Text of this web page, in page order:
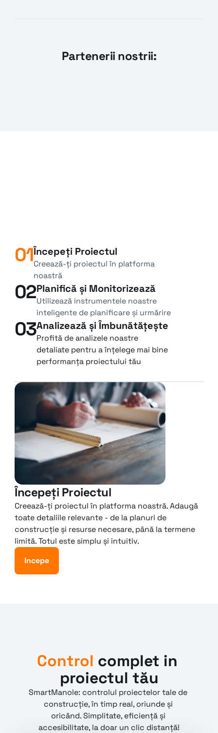
Partenerii nostrii:
01Începeți Proiectul
Creează-ți proiectul în platforma
noastră
02Planifică și Monitorizează
Utilizează instrumentele noastre
inteligente de planificare și urmărire
03Analizează și Îmbunătățește
Profită de analizele noastre
detaliate pentru a înțelege mai bine
performanța proiectului tău
Începeți Proiectul
Creează-ți proiectul în platforma noastră. Adaugă
toate detaliile relevante - de la planuri de
construcție și resurse necesare, până la termene
limită. Totul este simplu și intuitiv.
Incepe
Control complet in
proiectul tău
SmartManole: controlul proiectelor tale de
construcție, în timp real, oriunde și
oricând. Simplitate, eficiență și
accesibilitate, la doar un clic distanță!